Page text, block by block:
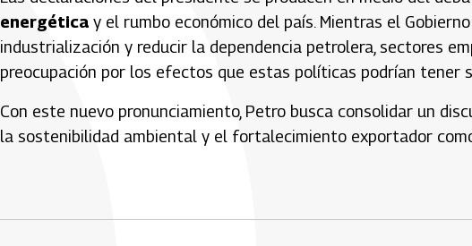
energética y el rumbo económico del país. Mientras el
industrialización y reducir la dependencia petrolera, sectores
preocupación por los efectos que estas políticas podrían tener
Con este nuevo pronunciamiento, Petro busca consolidar un
la sostenibilidad ambiental y el fortalecimiento exportador